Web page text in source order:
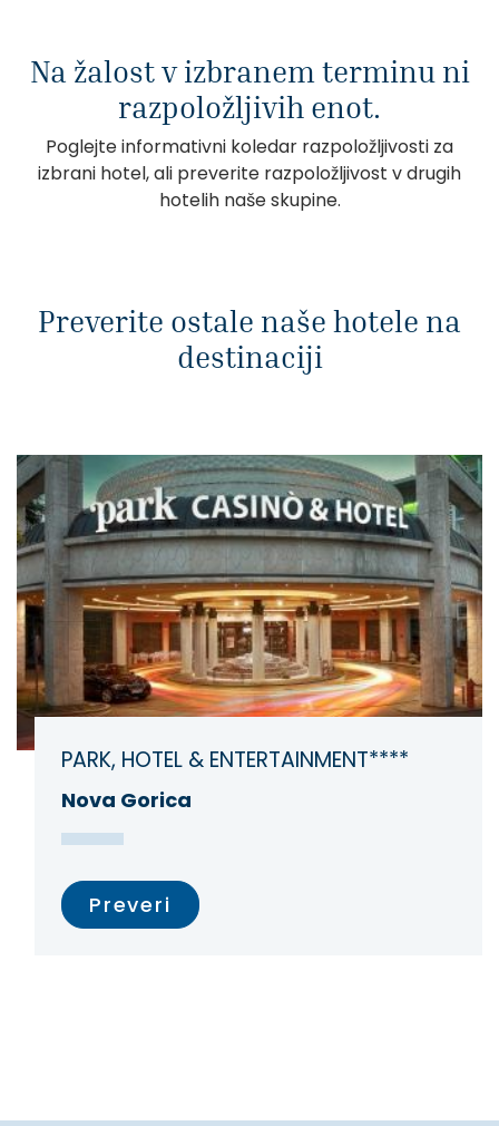
Na žalost v izbranem terminu ni
razpoložljivih enot.
Poglejte informativni koledar razpoložljivosti za
izbrani hotel, ali preverite razpoložljivost v drugih
hotelih naše skupine.
Preverite ostale naše hotele na
destinaciji
PARK, HOTEL & ENTERTAINMENT****
Nova Gorica
Preveri